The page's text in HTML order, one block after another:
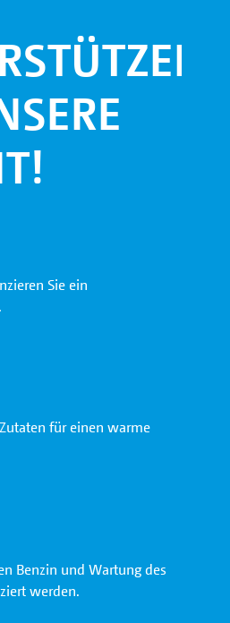
Sie ein
für einen warme
Benzin und Wartung des
werden.